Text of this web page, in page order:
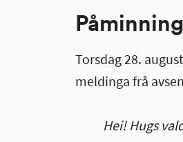
Torsdag 28.
meldinga frå
Hei! Hugs